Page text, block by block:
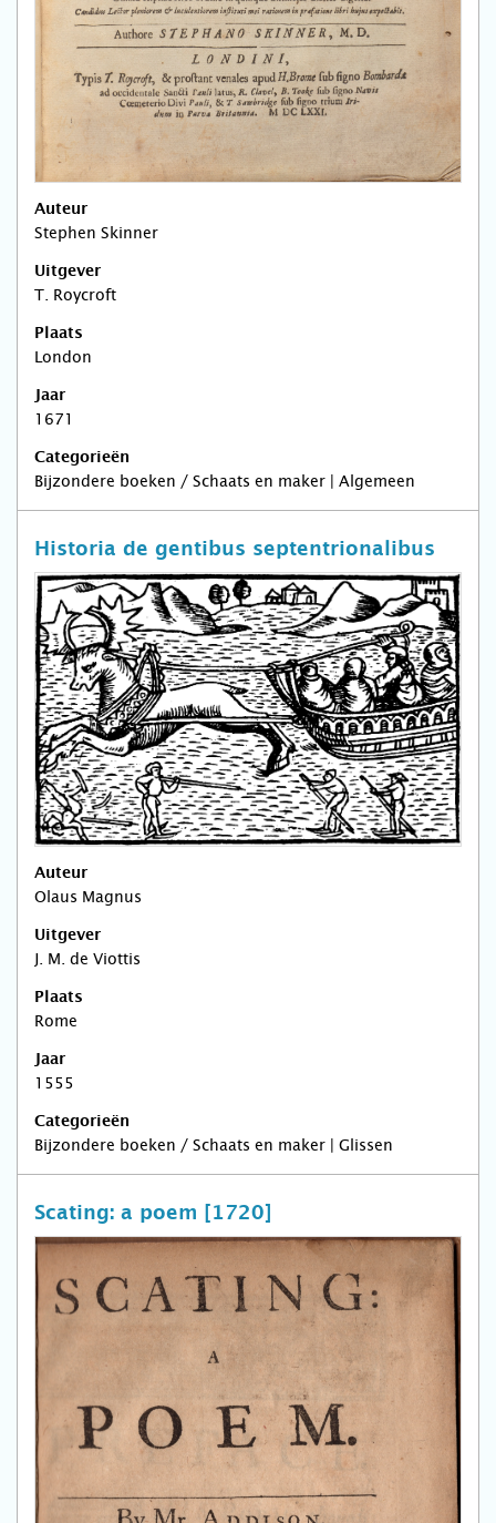
Auteur
Stephen Skinner
Uitgever
T. Roycroft
Plaats
London
Jaar
1671
Categorieën
Bijzondere boeken / Schaats en maker | Algemeen
Historia de gentibus septentrionalibus
Auteur
Olaus Magnus
Uitgever
J. M. de Viottis
Plaats
Rome
Jaar
1555
Categorieën
Bijzondere boeken / Schaats en maker | Glissen
Scating: a poem [1720]